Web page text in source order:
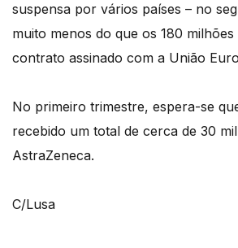
suspensa por vários países – no
muito menos do que os 180
contrato assinado com a União
No primeiro trimestre, espera-se
recebido um total de cerca de 30
AstraZeneca.
C/Lusa